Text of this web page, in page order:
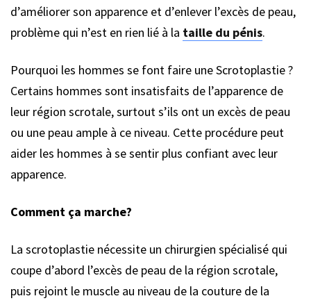
d’améliorer son apparence et d’enlever l’excès de peau,
problème qui n’est en rien lié à la taille du pénis.
Pourquoi les hommes se font faire une Scrotoplastie ?
Certains hommes sont insatisfaits de l’apparence de
leur région scrotale, surtout s’ils ont un excès de peau
ou une peau ample à ce niveau. Cette procédure peut
aider les hommes à se sentir plus confiant avec leur
apparence.
Comment ça marche?
La scrotoplastie nécessite un chirurgien spécialisé qui
coupe d’abord l’excès de peau de la région scrotale,
puis rejoint le muscle au niveau de la couture de la